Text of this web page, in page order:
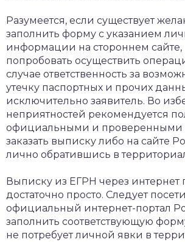
Разумеется, если существует
заполнить форму с указанием
информации на стороннем
попробовать осуществить
случае ответственность за
утечку паспортных и прочих
исключительно заявитель. Во
неприятностей рекомендуется
официальными и проверенными
заказать выписку либо на сайте
лично обратившись в
Выписку из ЕГРН через интернет
достаточно просто. Следует
официальный интернет-портал
заполнить соответствующую
не потребует личной явки в